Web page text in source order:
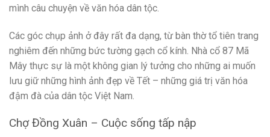
mình câu chuyện về văn hóa dân tộc.
Các góc chụp ảnh ở đây rất đa dạng, từ bàn thờ tổ tiên trang
nghiêm đến những bức tường gạch cổ kính. Nhà cổ 87 Mã
Mây thực sự là một không gian lý tưởng cho những ai muốn
lưu giữ những hình ảnh đẹp về Tết – những giá trị văn hóa
đậm đà của dân tộc Việt Nam.
Chợ Đồng Xuân – Cuộc sống tấp nập